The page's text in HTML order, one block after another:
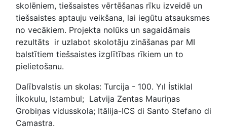
skolēniem, tiešsaistes vērtēšanas rīku izveidē un
tiešsaistes aptauju veikšana, lai iegūtu atsauksmes
no vecākiem. Projekta nolūks un sagaidāmais
rezultāts ir uzlabot skolotāju zināšanas par MI
balstītiem tiešsaistes izglītības rīkiem un to
pielietošanu.
Dalībvalstis un skolas: Turcija - 100. Yıl İstiklal
İlkokulu, Istambul; Latvija Zentas Mauriņas
Grobiņas vidusskola; Itālija-ICS di Santo Stefano di
Camastra.